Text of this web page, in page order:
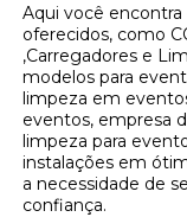
Aqui você encontra
oferecidos, como
,Carregadores e
modelos para
limpeza em
eventos, empresa
limpeza para
instalações em
a necessidade de
confiança.